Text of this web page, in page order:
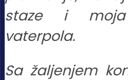
staze i
vaterpola.
Sa žaljenjem